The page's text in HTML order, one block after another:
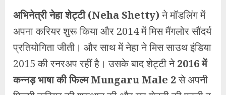
अभिनेत्री नेहा शेट्टी (Neha Shetty)ने मॉडलिंग में
अपना करियर शुरू किया और 2014 में मिस मैंगलोर सौंदर्य
प्रतियोगिता जीती। और साथ में नेहा ने मिस साउथ इंडिया
2015 की रनरअप रहीं है। उसके बाद शेट्टी ने2016 में
कन्नड़ भाषा की फिल्म Mungaru Male 2से अपनी